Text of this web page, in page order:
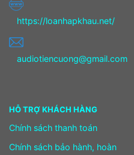
https://loanhapkhau.net/
audiotiencuong@gmail.com
HỖ TRỢ KHÁCH HÀNG
Chính sách thanh toán
Chính sách bảo hành, hoàn